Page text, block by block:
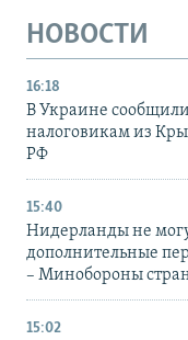
НОВОСТИ
16:18
В Украине
налоговикам из
РФ
15:40
Нидерланды не
дополнительные
– Минобороны
15:02